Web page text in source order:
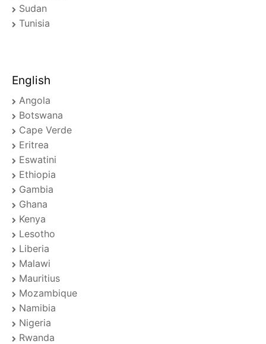
Sudan
Tunisia
English
Angola
Botswana
Cape Verde
Eritrea
Eswatini
Ethiopia
Gambia
Ghana
Kenya
Lesotho
Liberia
Malawi
Mauritius
Mozambique
Namibia
Nigeria
Rwanda